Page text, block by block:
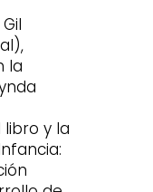
la
libro y la